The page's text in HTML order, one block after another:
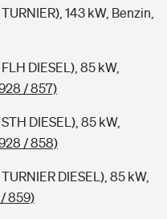
143 kW, Benzin,
DIESEL), 85 kW,
/ 857)
DIESEL), 85 kW,
/ 858)
DIESEL), 85 kW,
859)